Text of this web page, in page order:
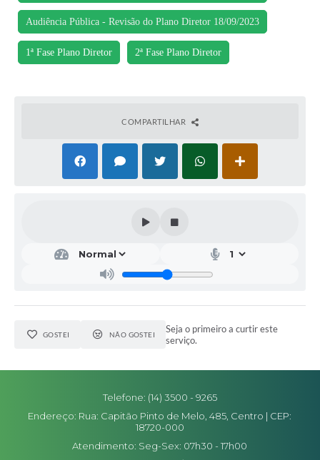
Audiência Pública - Revisão do Plano Diretor 18/09/2023
1ª Fase Plano Diretor 2ª Fase Plano Diretor
COMPARTILHAR
GOSTEI NÃO GOSTEI
Seja o primeiro a curtir este
serviço.
Telefone: (14) 3500 - 9265
Endereço: Rua: Capitão Pinto de Melo, 485, Centro | CEP:
18720-000
Atendimento: Seg-Sex: 07h30 - 17h00